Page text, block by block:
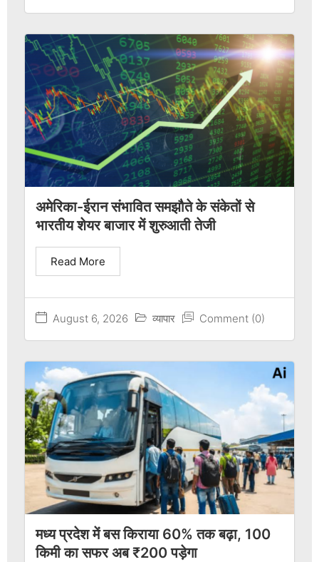
अमेरिका-ईरान संभावित समझौते के संकेतों से
भारतीय शेयर बाजार में शुरुआती तेजी
August 6, 2026 व्यापार Comment (0)
Read More
मध्य प्रदेश में बस किराया 60% तक बढ़ा, 100
किमी का सफर अब ₹200 पड़ेगा